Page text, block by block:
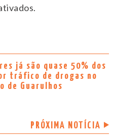
já são quase 50% dos
tráfico de drogas no
de Guarulhos
PRÓXIMA NOTÍCIA